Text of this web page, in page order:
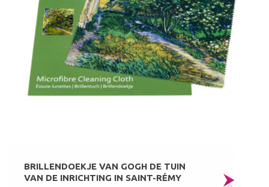
BRILLENDOEKJE VAN GOGH DE TUIN
VAN DE INRICHTING IN SAINT-RÉMY